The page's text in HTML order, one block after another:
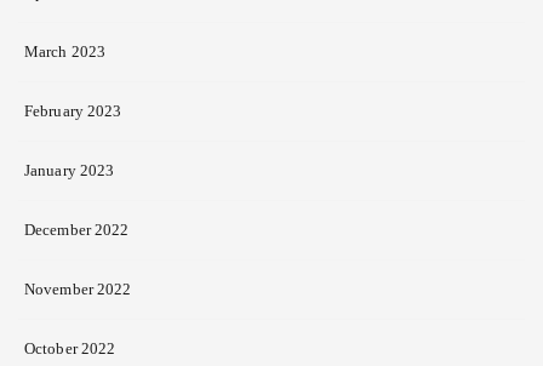
March 2023
February 2023
January 2023
December 2022
November 2022
October 2022